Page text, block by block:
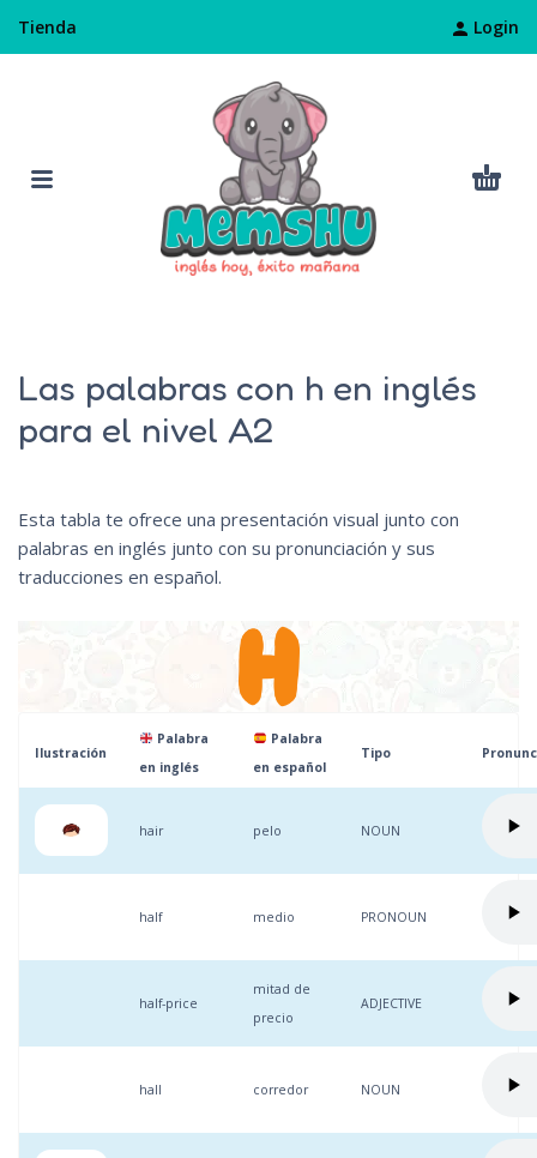
Tienda Login
Las palabras con h en inglés
para el nivel A2
Esta tabla te ofrece una presentación visual junto con
palabras en inglés junto con su pronunciación y sus
traducciones en español.
Ilustración
Palabra
en inglés
Palabra
en español
Tipo
hair pelo NOUN
half medio PRONOUN
half-price
mitad de
precio
ADJECTIVE
hall corredor NOUN